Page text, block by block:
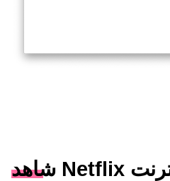
شاهد Netflix دون اتصال بالإنترنت